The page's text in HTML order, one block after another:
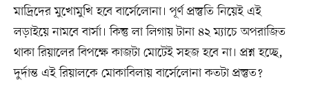
মাদ্রিদের মুখোমুখি হবে বার্সেলোনা। পূর্ণ প্রস্তুতি নিয়েই এই
লড়াইয়ে নামবে বার্সা। কিন্তু লা লিগায় টানা ৪২ ম্যাচে অপরাজিত
থাকা রিয়ালের বিপক্ষে কাজটা মোটেই সহজ হবে না। প্রশ্ন হচ্ছে,
দুর্দান্ত এই রিয়ালকে মোকাবিলায় বার্সেলোনা কতটা প্রস্তুত?